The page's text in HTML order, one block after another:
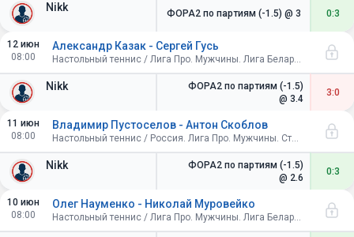
Nikk ФОРА2 по партиям (-1.5) @ 3 0:3
12 июн
08:00
Nikk
Александр Казак - Сергей Гусь
Настольный теннис / Лига Про. Мужчины. Лига Беларуси. Стол А15
ФОРА2 по партиям (-1.5)
@ 3.4
3:0
11 июн
08:00
Nikk
Владимир Пустоселов - Антон Скоблов
Настольный теннис / Россия. Лига Про. Мужчины. Стол А3
ФОРА2 по партиям (-1.5)
@ 2.6
0:3
10 июн
08:00
Олег Науменко - Николай Муровейко
Настольный теннис / Лига Про. Мужчины. Лига Беларуси. Стол А15